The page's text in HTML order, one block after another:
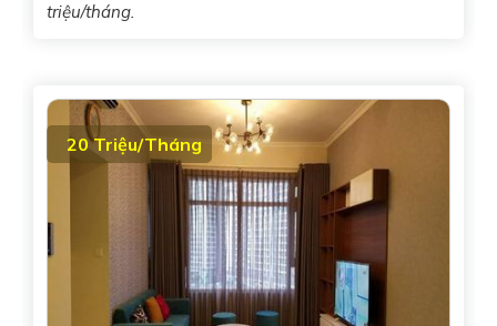
triệu/tháng.
20 Triệu/Tháng